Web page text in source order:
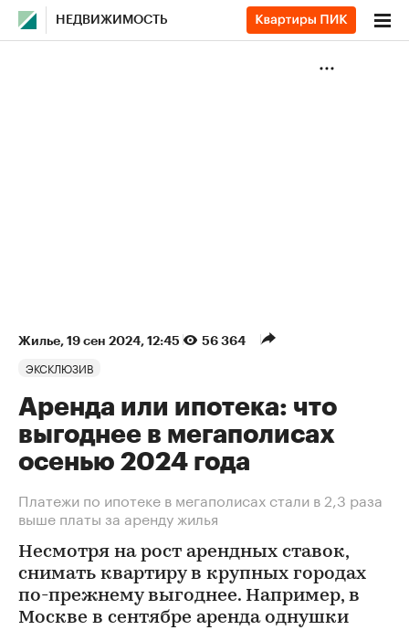
НЕДВИЖИМОСТЬ
Жилье⁠, 19 сен 2024, 12:45 56 364
ЭКСКЛЮЗИВ
Аренда или ипотека: что
выгоднее в мегаполисах
осенью 2024 года
Платежи по ипотеке в мегаполисах стали в 2,3 раза
выше платы за аренду жилья
Несмотря на рост арендных ставок,
снимать квартиру в крупных городах
по-прежнему выгоднее. Например, в
Москве в сентябре аренда однушки